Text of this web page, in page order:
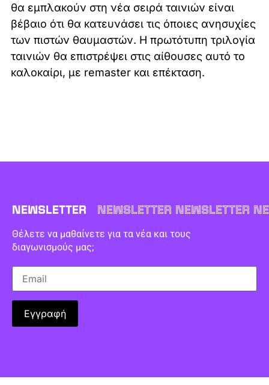
θα εμπλακούν στη νέα σειρά ταινιών είναι
βέβαιο ότι θα κατευνάσει τις όποιες ανησυχίες
των πιστών θαυμαστών. Η πρωτότυπη τριλογία
ταινιών θα επιστρέψει στις αίθουσες αυτό το
καλοκαίρι, με remaster και επέκταση.
NEWSLETTER NEWSLETTER NEWSLETTER
Θέλετε να μαθαίνετε για τα νέα και τους
διαγωνισμούς μας;